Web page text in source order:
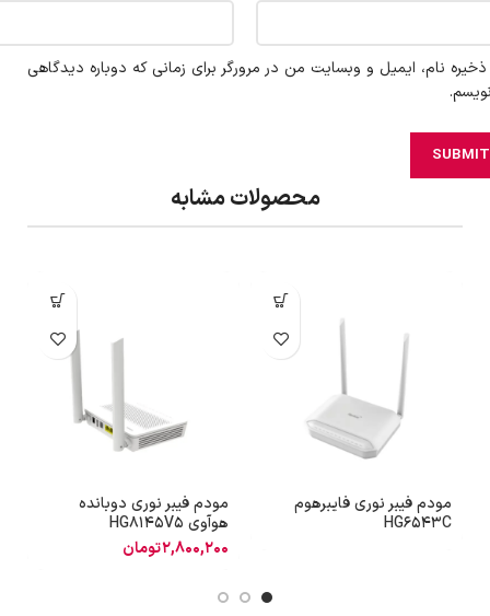
ذخیره نام، ایمیل و وبسایت من در مرورگر برای زمانی که دوباره دیدگاهی
محصولات مشابه
مودم فیبر نوری فایبرهوم
HG6543C
مودم فیبر نوری دوبانده
هوآوی HG8145V5
2,800,200تومان